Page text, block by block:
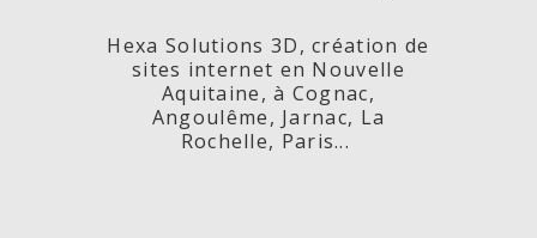
Hexa Solutions 3D, création de
sites internet en Nouvelle
Aquitaine, à Cognac,
Angoulême, Jarnac, La
Rochelle, Paris...